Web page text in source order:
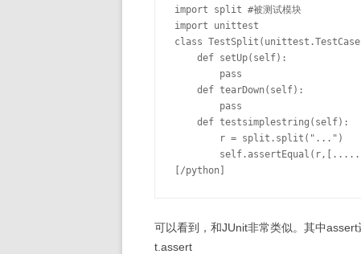
import split #被测试模块
import unittest
class
    def setUp(self):
        pass
    def tearDown(self):
        pass
    def testsimplestring(self):
        r = split.split("...")
可以看到，和JUnit非常类似。其中assert
t.assert